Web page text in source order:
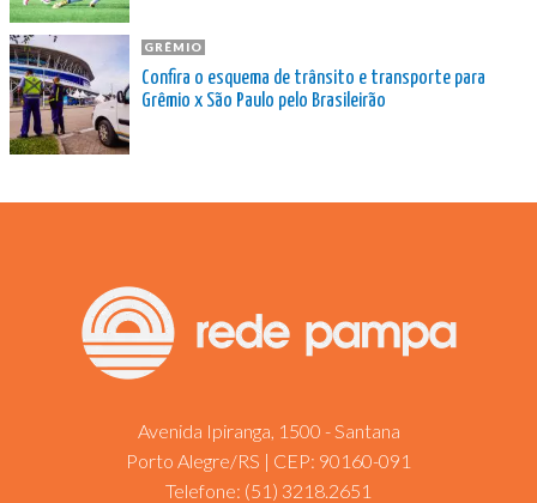
GRÊMIO
Confira o esquema de trânsito e transporte para
Grêmio x São Paulo pelo Brasileirão
Avenida Ipiranga, 1500 - Santana
Porto Alegre/RS | CEP: 90160-091
Telefone: (51) 3218.2651